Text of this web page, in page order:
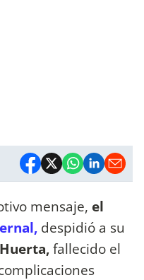
mensaje, el
despidió a su
fallecido el